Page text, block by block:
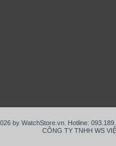
by WatchStore.vn. Hotline:
CÔNG TY TNHH WS